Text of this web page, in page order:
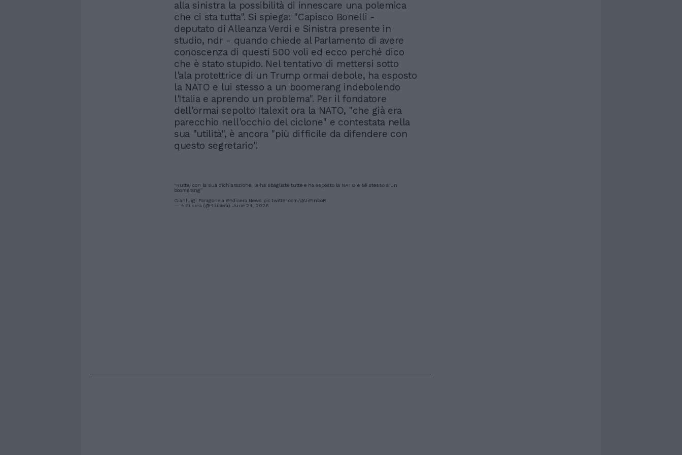
alla sinistra la possibilità di innescare una polemica
che ci sta tutta". Si spiega: "Capisco Bonelli -
deputato di Alleanza Verdi e Sinistra presente in
studio, ndr - quando chiede al Parlamento di avere
conoscenza di questi 500 voli ed ecco perché dico
che è stato stupido. Nel tentativo di mettersi sotto
l'ala protettrice di un Trump ormai debole, ha esposto
la NATO e lui stesso a un boomerang indebolendo
l'Italia e aprendo un problema". Per il fondatore
dell'ormai sepolto Italexit ora la NATO, "che già era
parecchio nell'occhio del ciclone" e contestata nella
sua "utilità", è ancora "più difficile da difendere con
questo segretario".
"Rutte, con la sua dichiarazione, le ha sbagliate tutte e ha esposto la NATO e sé stesso a un
boomerang”
Gianluigi Paragone a #4disera News pic.twitter.com/qYJiPInboR
— 4 di sera (@4disera) June 24, 2026